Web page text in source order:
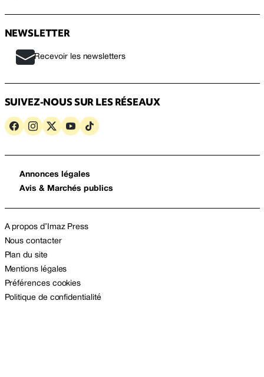
NEWSLETTER
Recevoir les newsletters
SUIVEZ-NOUS SUR LES RÉSEAUX
Annonces légales
Avis & Marchés publics
A propos d’Imaz Press
Nous contacter
Plan du site
Mentions légales
Préférences cookies
Politique de confidentialité